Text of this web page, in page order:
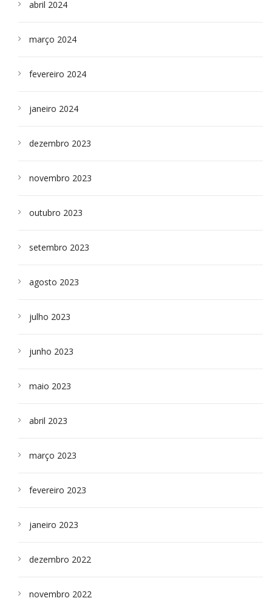
abril 2024
março 2024
fevereiro 2024
janeiro 2024
dezembro 2023
novembro 2023
outubro 2023
setembro 2023
agosto 2023
julho 2023
junho 2023
maio 2023
abril 2023
março 2023
fevereiro 2023
janeiro 2023
dezembro 2022
novembro 2022